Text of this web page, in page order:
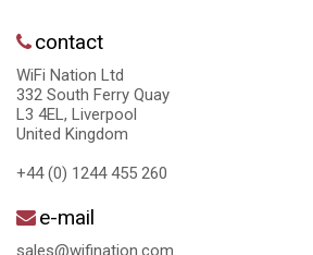
contact
WiFi Nation Ltd
332 South Ferry Quay
L3 4EL, Liverpool
United Kingdom
+44 (0) 1244 455 260
e-mail